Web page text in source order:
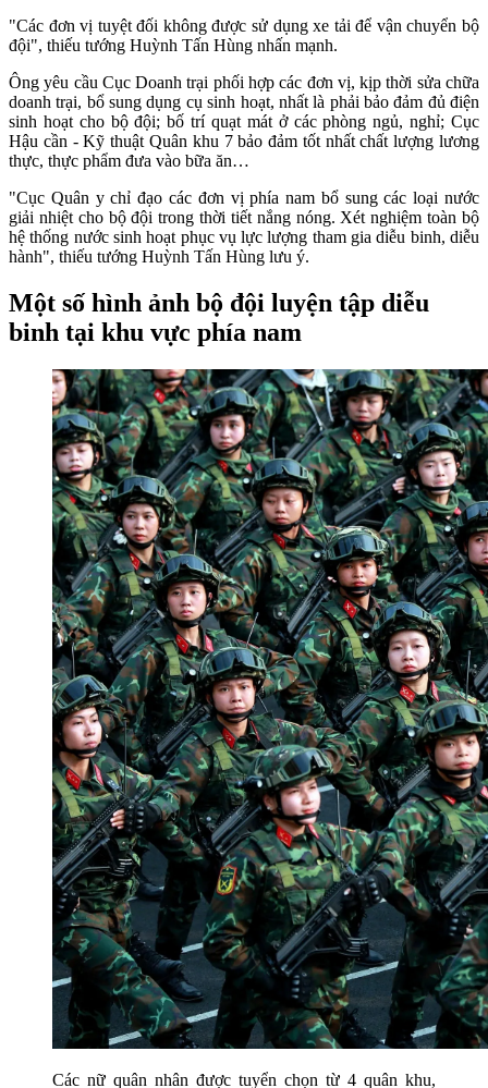
"Các đơn vị tuyệt đối không được sử dụng xe tải để vận chuyển bộ
đội", thiếu tướng Huỳnh Tấn Hùng nhấn mạnh.
Ông yêu cầu Cục Doanh trại phối hợp các đơn vị, kịp thời sửa chữa
doanh trại, bổ sung dụng cụ sinh hoạt, nhất là phải bảo đảm đủ điện
sinh hoạt cho bộ đội; bố trí quạt mát ở các phòng ngủ, nghỉ; Cục
Hậu cần - Kỹ thuật Quân khu 7 bảo đảm tốt nhất chất lượng lương
thực, thực phẩm đưa vào bữa ăn…
"Cục Quân y chỉ đạo các đơn vị phía nam bổ sung các loại nước
giải nhiệt cho bộ đội trong thời tiết nắng nóng. Xét nghiệm toàn bộ
hệ thống nước sinh hoạt phục vụ lực lượng tham gia diễu binh, diễu
hành", thiếu tướng Huỳnh Tấn Hùng lưu ý.
Một số hình ảnh bộ đội luyện tập diễu
binh tại khu vực phía nam
Các nữ quân nhân được tuyển chọn từ 4 quân khu,